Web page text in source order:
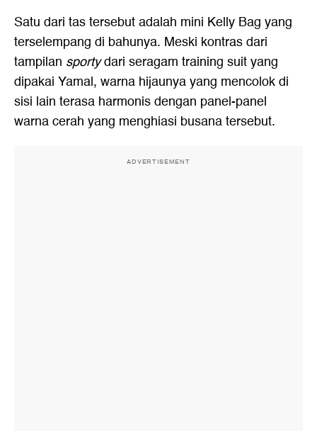
Satu dari tas tersebut adalah mini Kelly Bag yang
terselempang di bahunya. Meski kontras dari
tampilan sportydari seragam training suit yang
dipakai Yamal, warna hijaunya yang mencolok di
sisi lain terasa harmonis dengan panel-panel
warna cerah yang menghiasi busana tersebut.
ADVERTISEMENT